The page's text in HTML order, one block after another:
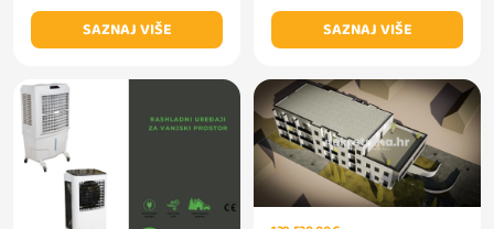
SAZNAJ VIŠE
SAZNAJ VIŠE